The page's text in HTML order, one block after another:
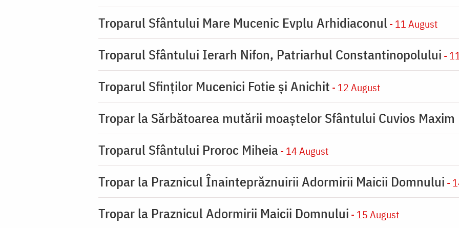
Troparul Sfântului Mare Mucenic Evplu Arhidiaconul - 11 August
Troparul Sfântului Ierarh Nifon, Patriarhul Constantinopolului -
Troparul Sfinţilor Mucenici Fotie şi Anichit - 12 August
Tropar la Sărbătoarea mutării moaştelor Sfântului Cuvios
Troparul Sfântului Proroc Miheia- 14 August
Tropar la Praznicul Înainteprăznuirii Adormirii Maicii Domnului -
Tropar la Praznicul Adormirii Maicii Domnului - 15 August